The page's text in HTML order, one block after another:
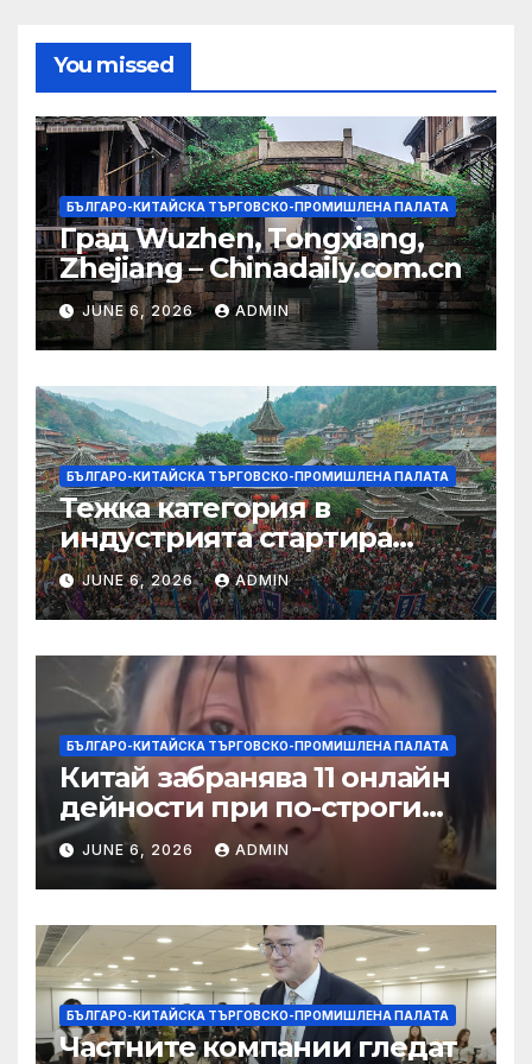
You missed
БЪЛГАРО-КИТАЙСКА ТЪРГОВСКО-ПРОМИШЛЕНА ПАЛАТА
Град Wuzhen, Tongxiang,
Zhejiang – Chinadaily.com.cn
JUNE 6, 2026 ADMIN
БЪЛГАРО-КИТАЙСКА ТЪРГОВСКО-ПРОМИШЛЕНА ПАЛАТА
Тежка категория в
индустрията стартира
алианс за космическа
слънчева енергия
JUNE 6, 2026 ADMIN
БЪЛГАРО-КИТАЙСКА ТЪРГОВСКО-ПРОМИШЛЕНА ПАЛАТА
Китай забранява 11 онлайн
дейности при по-строги
правила за ограничаване на
слуховете и
кибернасилниците
JUNE 6, 2026 ADMIN
БЪЛГАРО-КИТАЙСКА ТЪРГОВСКО-ПРОМИШЛЕНА ПАЛАТА
Частните компании гледат